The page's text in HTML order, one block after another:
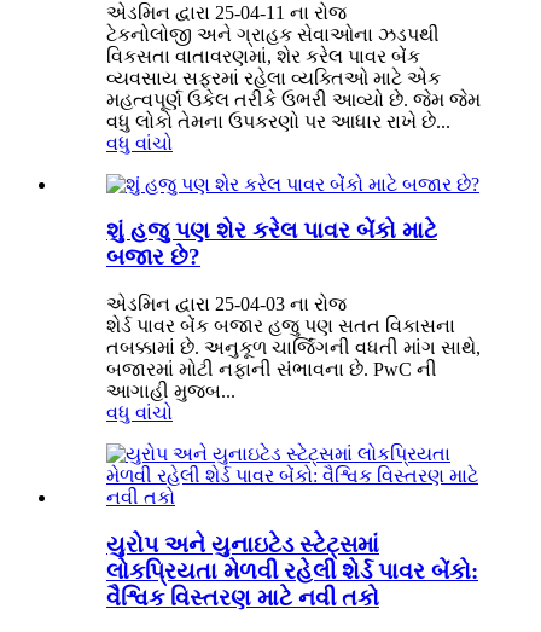
એડમિન દ્વારા 25-04-11 ના રોજ
ટેકનોલોજી અને ગ્રાહક સેવાઓના ઝડપથી
વિકસતા વાતાવરણમાં, શેર કરેલ પાવર બેંક
વ્યવસાય સફરમાં રહેલા વ્યક્તિઓ માટે એક
મહત્વપૂર્ણ ઉકેલ તરીકે ઉભરી આવ્યો છે. જેમ જેમ
વધુ લોકો તેમના ઉપકરણો પર આધાર રાખે છે...
વધુ વાંચો
શું હજુ પણ શેર કરેલ પાવર બેંકો માટે
બજાર છે?
એડમિન દ્વારા 25-04-03 ના રોજ
શેર્ડ પાવર બેંક બજાર હજુ પણ સતત વિકાસના
તબક્કામાં છે. અનુકૂળ ચાર્જિંગની વધતી માંગ સાથે,
બજારમાં મોટી નફાની સંભાવના છે. PwC ની
આગાહી મુજબ...
વધુ વાંચો
યુરોપ અને યુનાઇટેડ સ્ટેટ્સમાં
લોકપ્રિયતા મેળવી રહેલી શેર્ડ પાવર બેંકો:
વૈશ્વિક વિસ્તરણ માટે નવી તકો